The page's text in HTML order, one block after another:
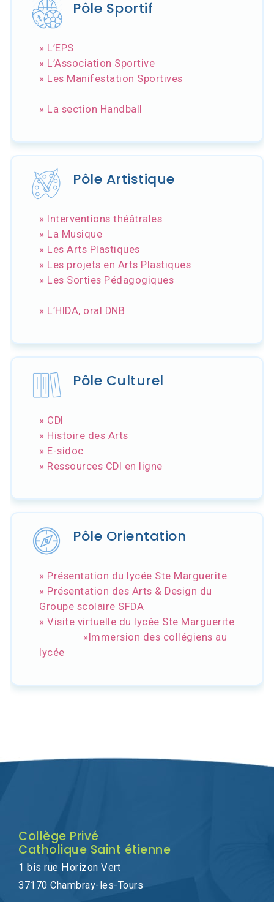
Pôle Sportif
» L’EPS
» L’Association Sportive
» Les Manifestation Sportives
» La section Handball
Pôle Artistique
» Interventions théâtrales
» La Musique
» Les Arts Plastiques
» Les projets en Arts Plastiques
» Les Sorties Pédagogiques
» L’HIDA, oral DNB
Pôle Culturel
» CDI
» Histoire des Arts
» E-sidoc
» Ressources CDI en ligne
Pôle Orientation
» Présentation du lycée Ste Marguerite
» Présentation des Arts & Design du
Groupe scolaire SFDA
» Visite virtuelle du lycée Ste Marguerite
»Immersion des collégiens au
lycée
Collège Privé
Catholique Saint étienne
1 bis rue Horizon Vert
37170 Chambray-les-Tours